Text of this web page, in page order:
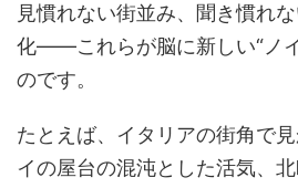
見慣れない街並み、聞き慣れ
化――これらが脳に新しい“ノ
のです。
たとえば、イタリアの街角で
イの屋台の混沌とした活気、